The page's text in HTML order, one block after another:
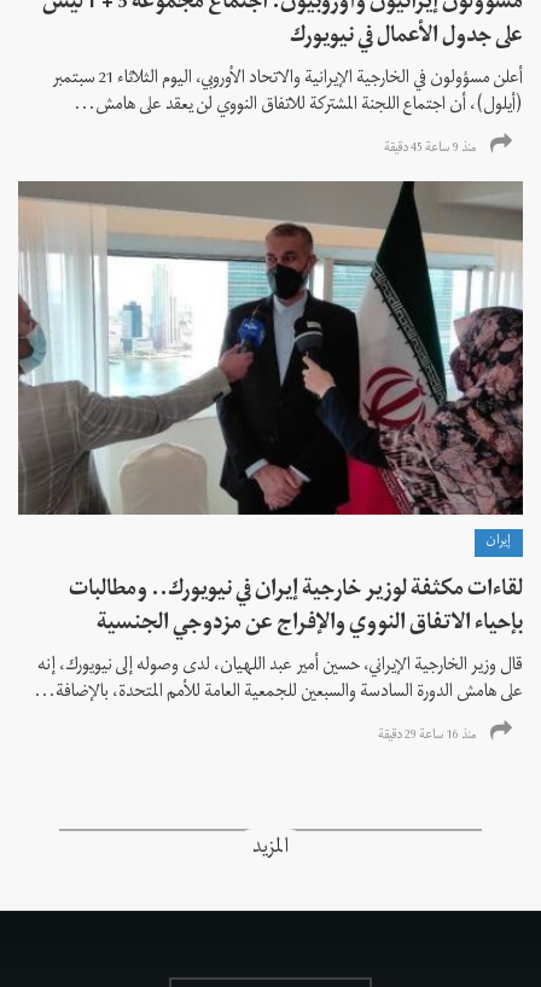
على جدول الأعمال في نيويورك
أعلن مسؤولون في الخارجية الإيرانية والاتحاد الأوروبي، اليوم الثلاثاء 21 سبتمبر
(أيلول)، أن اجتماع اللجنة المشتركة للاتفاق النووي لن يعقد على هامش...
منذ 9 ساعة 45 دقیقة
إيران
لقاءات مكثفة لوزير خارجية إيران في نيويورك.. ومطالبات
بإحياء الاتفاق النووي والإفراج عن مزدوجي الجنسية
قال وزير الخارجية الإيراني، حسين أمير عبد اللهيان، لدى وصوله إلى نيويورك، إنه
على هامش الدورة السادسة والسبعين للجمعية العامة للأمم المتحدة، بالإضافة...
منذ 16 ساعة 29 دقیقة
المزيد